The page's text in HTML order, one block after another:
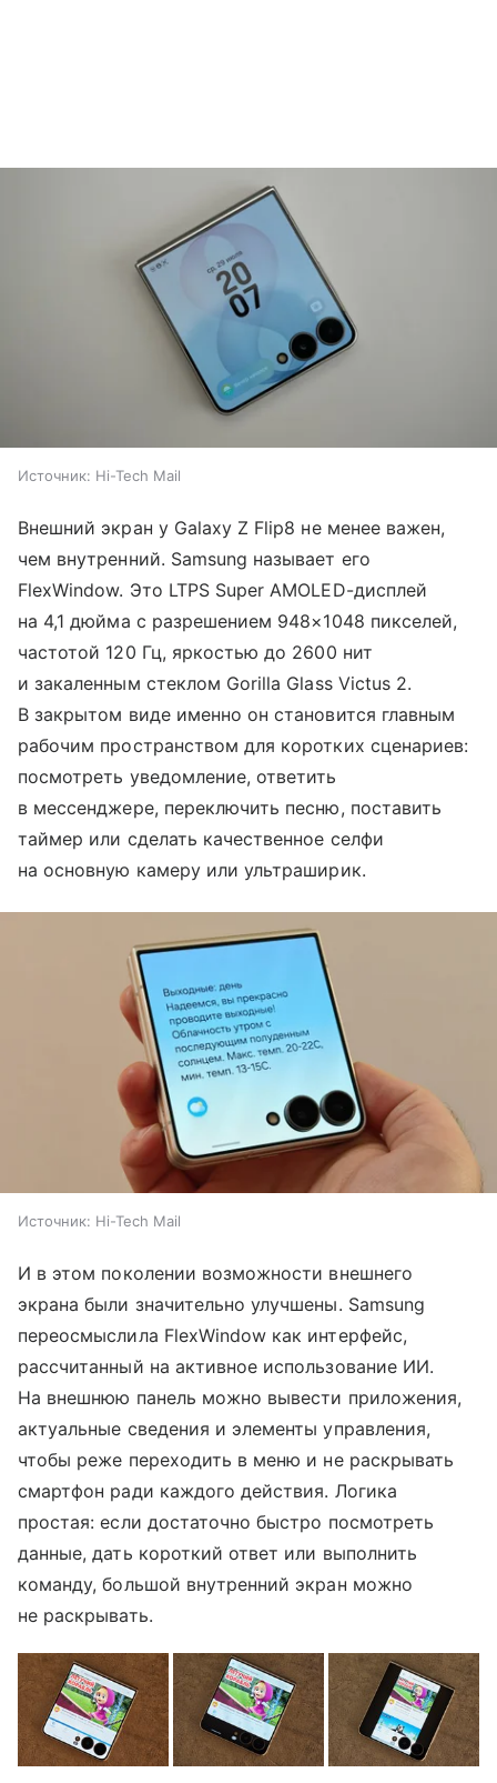
Источник: Hi-Tech Mail
Внешний экран у Galaxy Z Flip8 не менее важен,
чем внутренний. Samsung называет его
FlexWindow. Это LTPS Super AMOLED-дисплей
на 4,1 дюйма с разрешением 948×1048 пикселей,
частотой 120 Гц, яркостью до 2600 нит
и закаленным стеклом Gorilla Glass Victus 2.
В закрытом виде именно он становится главным
рабочим пространством для коротких сценариев:
посмотреть уведомление, ответить
в мессенджере, переключить песню, поставить
таймер или сделать качественное селфи
на основную камеру или ультраширик.
Источник: Hi-Tech Mail
И в этом поколении возможности внешнего
экрана были значительно улучшены. Samsung
переосмыслила FlexWindow как интерфейс,
рассчитанный на активное использование ИИ.
На внешнюю панель можно вывести приложения,
актуальные сведения и элементы управления,
чтобы реже переходить в меню и не раскрывать
смартфон ради каждого действия. Логика
простая: если достаточно быстро посмотреть
данные, дать короткий ответ или выполнить
команду, большой внутренний экран можно
не раскрывать.